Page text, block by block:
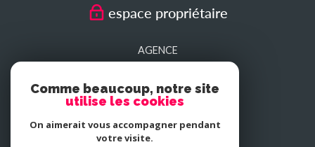
espace propriétaire
AGENCE
CHARLEVILLE-MEZIERES
Comme beaucoup, notre site
utilise les cookies
On aimerait vous accompagner pendant
votre visite.